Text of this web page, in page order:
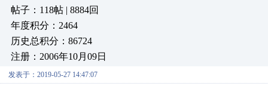
帖子：118帖 | 8884回
年度积分：2464
历史总积分：86724
注册：2006年10月09日
发表于：2019-05-27 14:47:07